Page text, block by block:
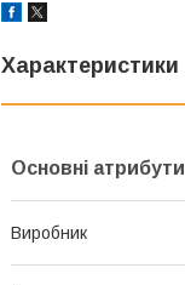
Характеристики
Основні атрибути
Виробник